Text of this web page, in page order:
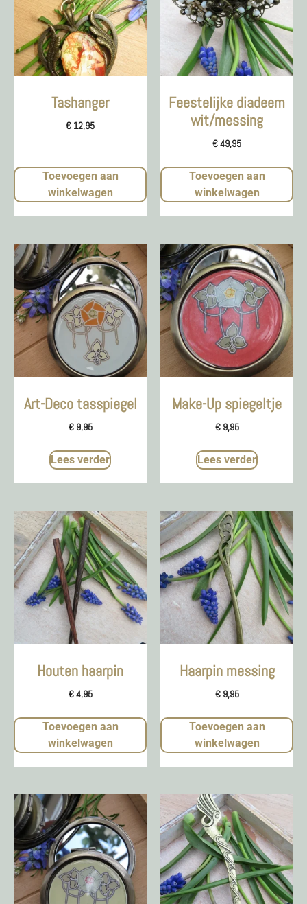
Tashanger
€ 12,95
Toevoegen aan
winkelwagen
Feestelijke diadeem
wit/messing
€49,95
Toevoegen aan
winkelwagen
Art-Deco tasspiegel
€9,95
Lees verder
Make-Up spiegeltje
€9,95
Lees verder
Houten haarpin
€4,95
Toevoegen aan
winkelwagen
Haarpin messing
€9,95
Toevoegen aan
winkelwagen